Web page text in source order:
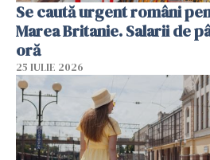
Se caută urgent români
Marea Britanie. Salarii de
oră
25 IULIE 2026